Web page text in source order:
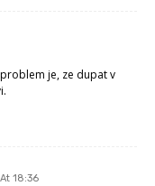
je, ze dupat v
18:36